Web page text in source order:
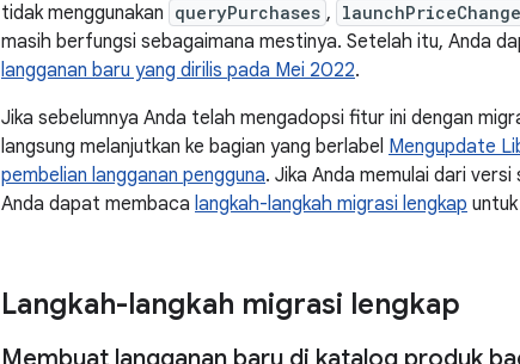
tidak menggunakan queryPurchases ,
masih berfungsi sebagaimana mestinya. Setelah itu, Anda
langganan baru yang dirilis pada Mei 2022.
Jika sebelumnya Anda telah mengadopsi fitur ini dengan
langsung melanjutkan ke bagian yang berlabel Mengupdate
pembelian langganan pengguna. Jika Anda memulai dari
Anda dapat membaca langkah-langkah migrasi lengkap
Langkah-langkah migrasi lengkap